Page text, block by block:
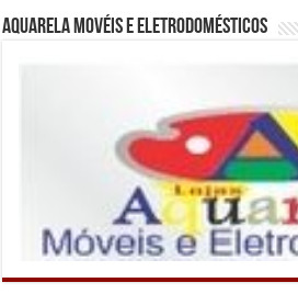
Aquarela Movéis e Eletrodomésticos